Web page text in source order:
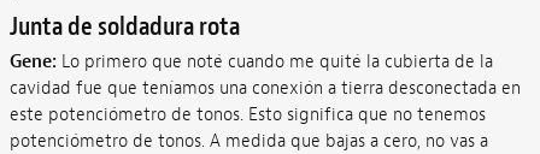
Junta de soldadura rota
Gene: Lo primero que noté cuando me quité la cubierta de la
cavidad fue que teníamos una conexión a tierra desconectada en
este potenciómetro de tonos. Esto significa que no tenemos
potenciómetro de tonos. A medida que bajas a cero, no vas a